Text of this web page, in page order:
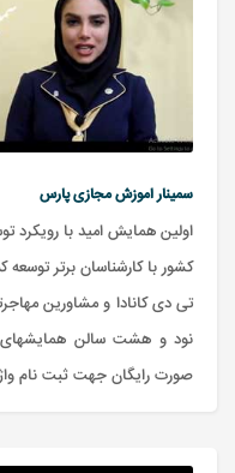
سمینار اموزش مجازی پارس
اولین همایش امید با
کشور با کارشناسان برتر
نود و هشت سالن همایشهای
صورت رایگان جهت ثبت نام واژه امید را به